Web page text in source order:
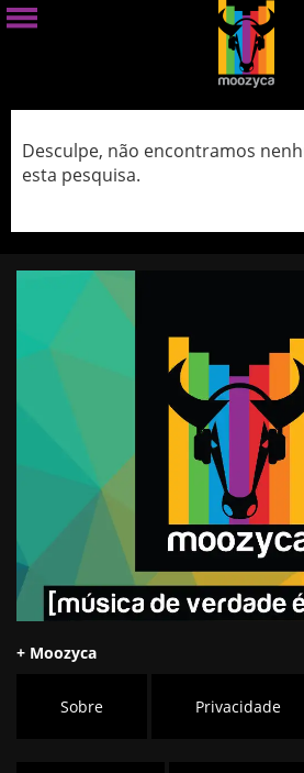
Desculpe, não encontramos
esta pesquisa.
+ Moozyca
Sobre Privacidade